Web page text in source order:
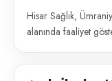
Hisar Sağlık,
alanında faaliyet